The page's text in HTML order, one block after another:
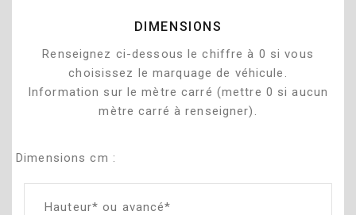
DIMENSIONS
Renseignez ci-dessous le chiffre à 0 si vous
choisissez le marquage de véhicule.
Information sur le mètre carré (mettre 0 si aucun
mètre carré à renseigner).
Dimensions cm :